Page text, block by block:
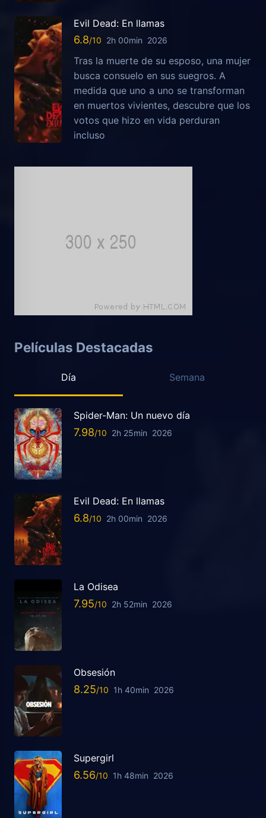
Evil Dead: En llamas
6.8 2h 00min 2026
Tras la muerte de su esposo, una mujer
busca consuelo en sus suegros. A
medida que uno a uno se transforman
en muertos vivientes, descubre que los
votos que hizo en vida perduran
incluso
Películas Destacadas
Día Semana
Spider-Man: Un nuevo día
7.98 2h 25min 2026
Evil Dead: En llamas
6.8 2h 00min 2026
La Odisea
7.95 2h 52min 2026
Obsesión
8.25 1h 40min 2026
Supergirl
6.56 1h 48min 2026